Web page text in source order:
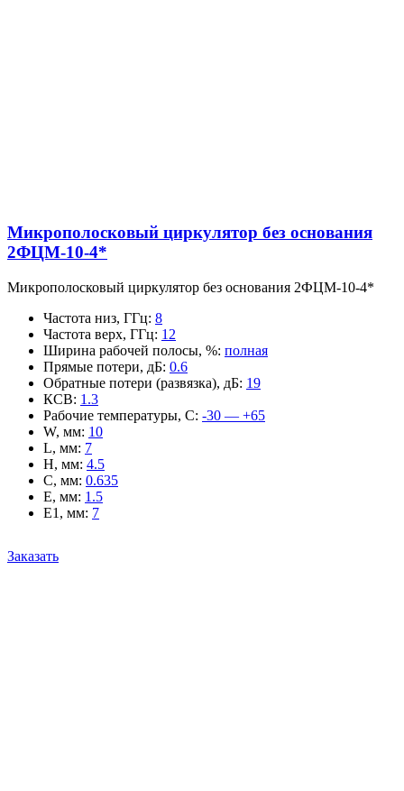
Микрополосковый циркулятор без основания
2ФЦМ-10-4*
Микрополосковый циркулятор без основания 2ФЦМ-10-4*
Частота низ, ГГц: 8
Частота верх, ГГц: 12
Ширина рабочей полосы, %: полная
Прямые потери, дБ: 0.6
Обратные потери (развязка), дБ: 19
КСВ: 1.3
Рабочие температуры, С: -30 — +65
W, мм: 10
L, мм: 7
H, мм: 4.5
C, мм: 0.635
E, мм: 1.5
E1, мм: 7
Заказать